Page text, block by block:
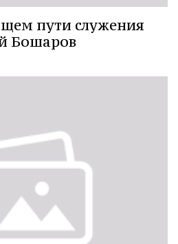
пути служения
Бошаров